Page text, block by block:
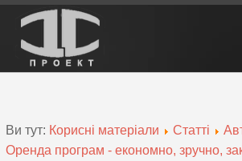
Ви тут: Корисні матеріали Статті
Оренда програм - економно, зручно,